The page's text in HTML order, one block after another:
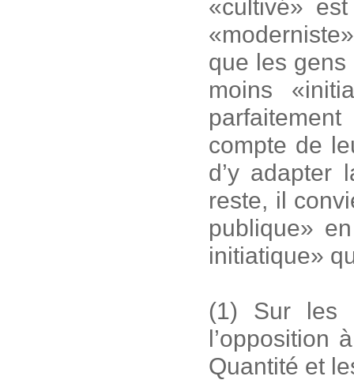
«cultivé»
que les
moins
compte de
d’y adapter
reste, il
publique»
initiatique»
(1) Sur les
l’opposition
Quantité et